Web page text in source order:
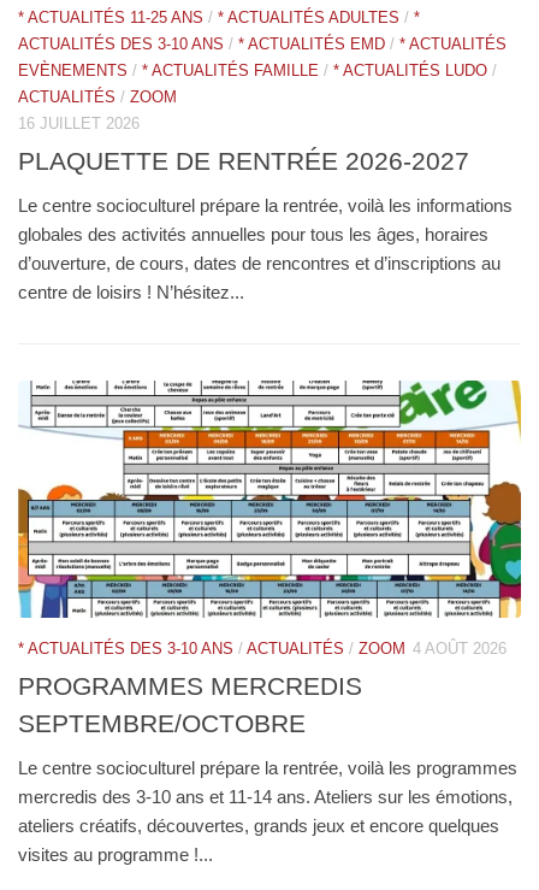
* ACTUALITÉS 11-25 ANS / * ACTUALITÉS ADULTES / *
ACTUALITÉS DES 3-10 ANS / * ACTUALITÉS EMD / * ACTUALITÉS
EVÈNEMENTS / * ACTUALITÉS FAMILLE / * ACTUALITÉS LUDO /
ACTUALITÉS / ZOOM
16 JUILLET 2026
PLAQUETTE DE RENTRÉE 2026-2027
Le centre socioculturel prépare la rentrée, voilà les informations
globales des activités annuelles pour tous les âges, horaires
d’ouverture, de cours, dates de rencontres et d’inscriptions au
centre de loisirs ! N’hésitez...
* ACTUALITÉS DES 3-10 ANS / ACTUALITÉS / ZOOM 4 AOÛT 2026
PROGRAMMES MERCREDIS
SEPTEMBRE/OCTOBRE
Le centre socioculturel prépare la rentrée, voilà les programmes
mercredis des 3-10 ans et 11-14 ans. Ateliers sur les émotions,
ateliers créatifs, découvertes, grands jeux et encore quelques
visites au programme !...